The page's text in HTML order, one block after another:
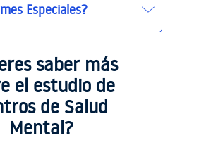
Especiales?
Informes
saber más
el estudio de
de Salud
Mental?